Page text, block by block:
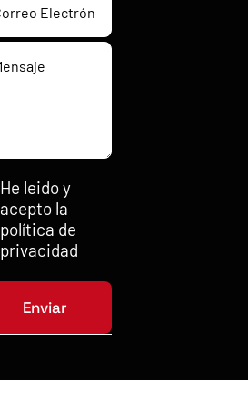
He leido y
acepto la
política de
privacidad
Enviar